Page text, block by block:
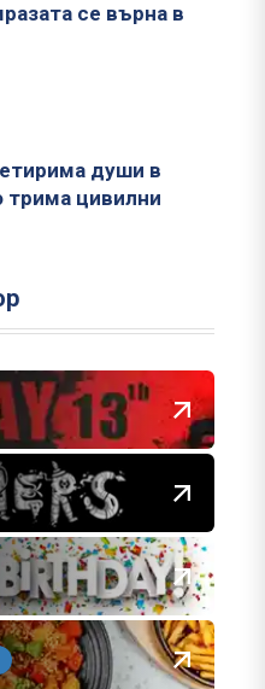
се върна в
души в
трима цивилни